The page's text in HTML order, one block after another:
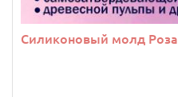
Силиконовый молд Роза